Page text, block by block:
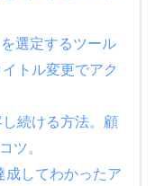
選定するツール
トル変更でアク
続ける方法。顧
ツ。
成してわかったア